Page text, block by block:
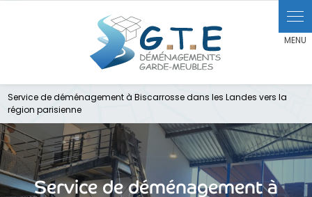
Service de déménagement à Biscarrosse dans les Landes vers la
région parisienne
Service de déménagement à